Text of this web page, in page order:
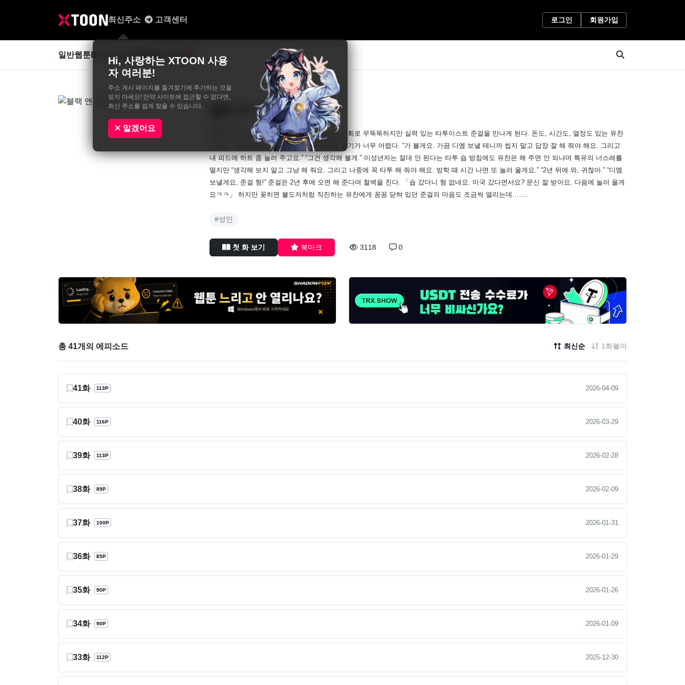
최신주소
Hi, 사랑하는 XTOON 사용
자 여러분!
주소 게시 페이지를 즐겨찾기에 추가하는 것을
잊지 마세요! 만약 사이트에 접근할 수 없다면,
최신 주소를 쉽게 찾을 수 있습니다.
알겠어요
고객센터 로그인 회원가입
일반웹툰BL&GL 성인웹툰
블랙 앤 그레이 19
충동적으로 타투를 받으러 온 유찬은 우연한 기회로 무뚝뚝하지만 실력 있는 타투이스트 준걸을 만나게 된다. 돈도, 시간도, 열정도 있는 유찬
이지만, 어째서인지 까다로운 준걸의 타투를 받기가 너무 어렵다. “가 볼게요. 가끔 디엠 보낼 테니까 씹지 말고 답장 잘 해 줘야 해요. 그리고
내 피드에 하트 좀 눌러 주고요.” “그건 생각해 볼게.” 미성년자는 절대 안 된다는 타투 숍 방침에도 유찬은 해 주면 안 되냐며 특유의 너스레를
떨지만 “생각해 보지 말고 그냥 해 줘요. 그리고 나중에 꼭 타투 해 줘야 해요. 방학 때 시간 나면 또 놀러 올게요.” “2년 뒤에 와, 귀찮아.” “디엠
보낼게요, 준걸 형!” 준걸은 2년 후에 오면 해 준다며 철벽을 친다. 「숍 갔더니 형 없네요. 미국 갔다면서요? 문신 잘 받아요. 다음에 놀러 올게
요ㅋㅋ」 하지만 꽂히면 불도저처럼 직진하는 유찬에게 꽁꽁 닫혀 있던 준걸의 마음도 조금씩 열리는데…….
#성인
첫 화 보기 북마크 3118 0
총 41개의 에피소드 최신순 1화붙어
41화 113P 2026-04-09
40화 116P 2026-03-29
39화 113P 2026-02-28
38화 89P 2026-02-09
37화 100P 2026-01-31
36화 85P 2026-01-29
35화 90P 2026-01-26
34화 90P 2026-01-09
33화 112P 2025-12-30